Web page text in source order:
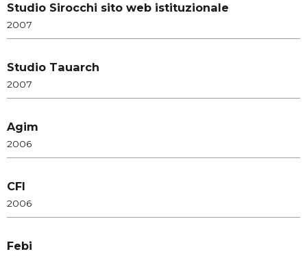
Studio Sirocchi sito web istituzionale
2007
Studio Tauarch
2007
Agim
2006
CFI
2006
Febi